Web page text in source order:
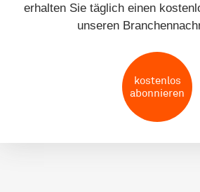
erhalten Sie täglich einen
unseren
kostenlos
abonnieren